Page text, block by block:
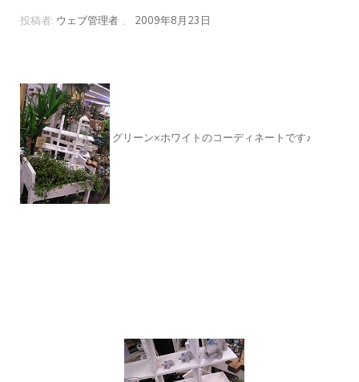
投稿者: ウェブ管理者 、 2009年8月23日
グリーン×ホワイトのコーディネートです♪